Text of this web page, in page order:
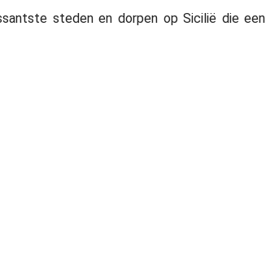
steden en dorpen op Sicilië die een